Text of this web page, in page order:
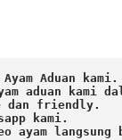
Aduan kami.
aduan kami
dan friendly.
kami.
ayam